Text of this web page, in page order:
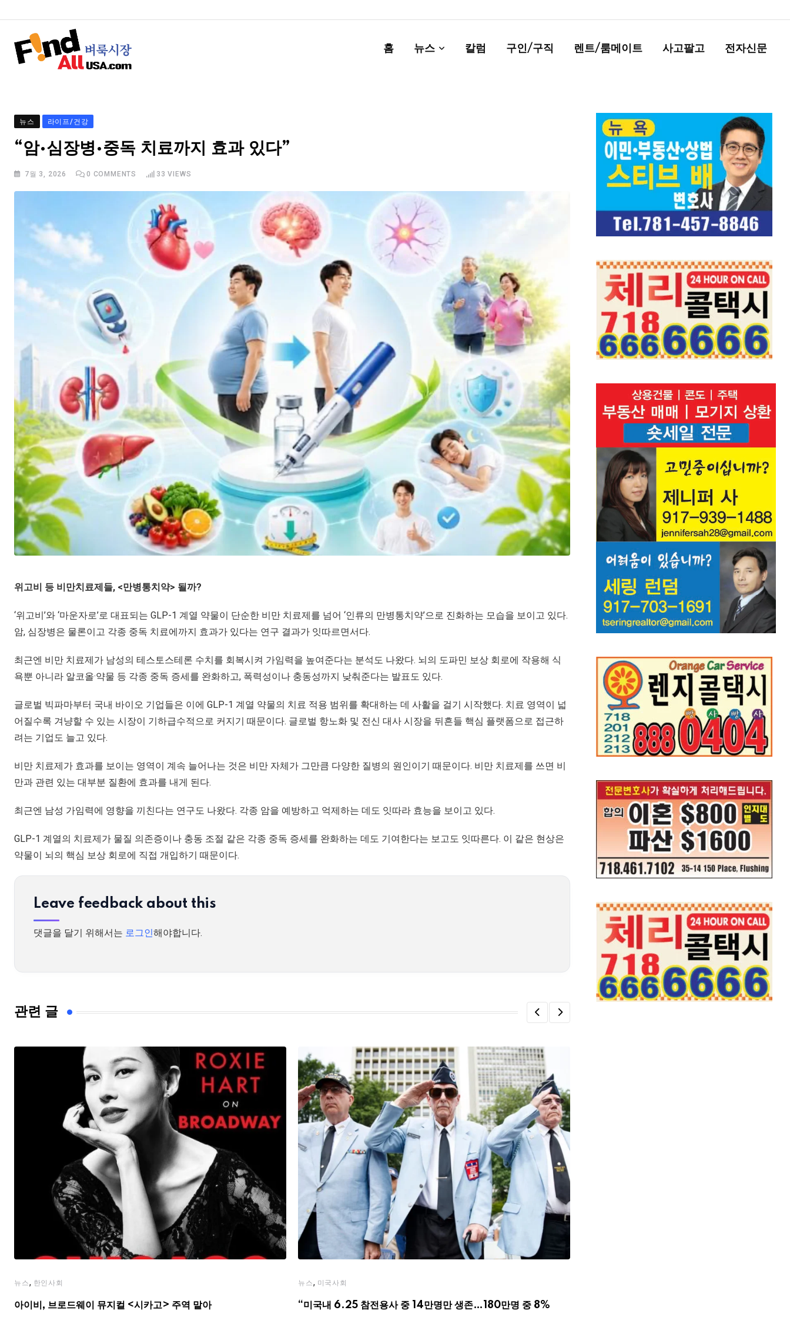
홈 뉴스 칼럼 구인/구직 렌트/룸메이트 사고팔고 전자신문
뉴스 라이프/건강
“암·심장병·중독 치료까지 효과 있다”
7월 3, 2026 0 COMMENTS 33 VIEWS
위고비 등 비만치료제들, <만병통치약> 될까?
‘위고비’와 ‘마운자로’로 대표되는 GLP-1 계열 약물이 단순한 비만 치료제를 넘어 ‘인류의 만병통치약’으로 진화하는 모습을 보이고 있다.
암, 심장병은 물론이고 각종 중독 치료에까지 효과가 있다는 연구 결과가 잇따르면서다.
최근엔 비만 치료제가 남성의 테스토스테론 수치를 회복시켜 가임력을 높여준다는 분석도 나왔다. 뇌의 도파민 보상 회로에 작용해 식
욕뿐 아니라 알코올·약물 등 각종 중독 증세를 완화하고, 폭력성이나 충동성까지 낮춰준다는 발표도 있다.
글로벌 빅파마부터 국내 바이오 기업들은 이에 GLP-1 계열 약물의 치료 적용 범위를 확대하는 데 사활을 걸기 시작했다. 치료 영역이 넓
어질수록 겨냥할 수 있는 시장이 기하급수적으로 커지기 때문이다. 글로벌 항노화 및 전신 대사 시장을 뒤흔들 핵심 플랫폼으로 접근하
려는 기업도 늘고 있다.
비만 치료제가 효과를 보이는 영역이 계속 늘어나는 것은 비만 자체가 그만큼 다양한 질병의 원인이기 때문이다. 비만 치료제를 쓰면 비
만과 관련 있는 대부분 질환에 효과를 내게 된다.
최근엔 남성 가임력에 영향을 끼친다는 연구도 나왔다. 각종 암을 예방하고 억제하는 데도 잇따라 효능을 보이고 있다.
GLP-1 계열의 치료제가 물질 의존증이나 충동 조절 같은 각종 중독 증세를 완화하는 데도 기여한다는 보고도 잇따른다. 이 같은 현상은
약물이 뇌의 핵심 보상 회로에 직접 개입하기 때문이다.
Leave feedback about this
댓글을 달기 위해서는 로그인해야합니다.
관련 글
뉴스, 한인사회
아이비, 브로드웨이 뮤지컬 <시카고> 주역 맡아
뉴스, 미국사회
“미국내 6.25 참전용사 중 14만명만 생존…180만명 중 8%